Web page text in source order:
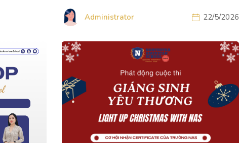
Administrator 22/5/2026